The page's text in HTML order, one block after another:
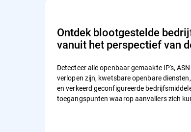
Ontdek blootgestelde
vanuit het perspectief van
Detecteer alle openbaar gemaakte IP's,
verlopen zijn, kwetsbare openbare
en verkeerd geconfigureerde
toegangspunten waarop aanvallers zich